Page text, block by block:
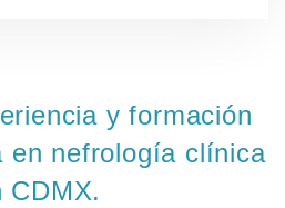
y formación
en nefrología clínica
CDMX.